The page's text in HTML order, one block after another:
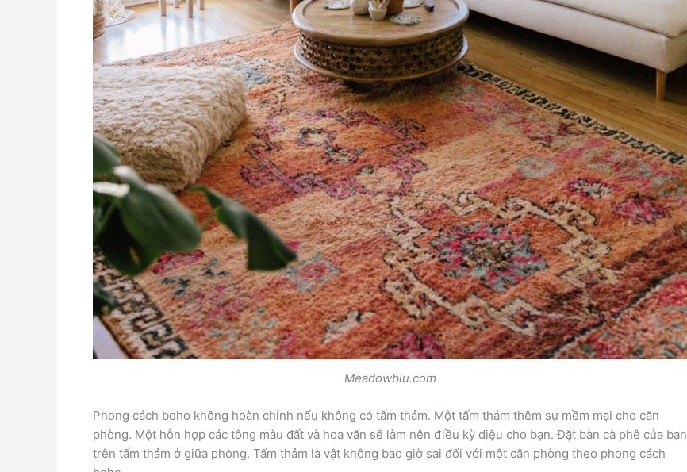
Meadowblu.com
Phong cách boho không hoàn chỉnh nếu không có tấm thảm. Một tấm thảm thêm sự mềm mại cho căn
phòng. Một hỗn hợp các tông màu đất và hoa văn sẽ làm nên điều kỳ diệu cho bạn. Đặt bàn cà phê của bạn
trên tấm thảm ở giữa phòng. Tấm thảm là vật không bao giờ sai đối với một căn phòng theo phong cách